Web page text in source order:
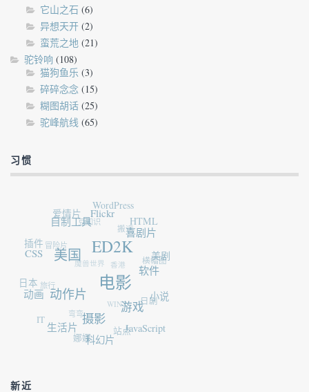
它山之石 (6)
异想天开 (2)
蛮荒之地 (21)
驼铃响 (108)
猫狗鱼乐 (3)
碎碎念念 (15)
糊图胡话 (25)
驼峰航线 (65)
习惯
电影
ED2K
美国
动作片
摄影
游戏
软件
喜剧片
Flickr
自制工具
CSS
动画
生活片
科幻片
JavaScript
小说
美剧
HTML
WordPress
爱情片
插件
日本
IT
娜娜 站点
日剧
横幅图
搬运
豆知识
冒险片
旅行
弯弯
WIN7
香港
魔兽世界
新近